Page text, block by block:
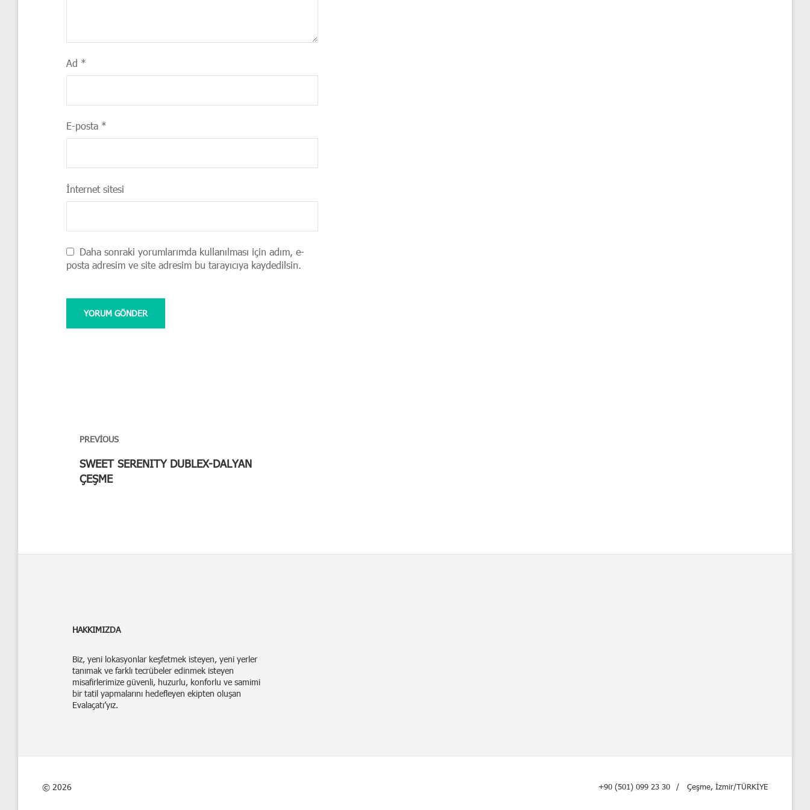
Ad *
E-posta *
İnternet sitesi
Daha sonraki yorumlarımda kullanılması için adım, e-
posta adresim ve site adresim bu tarayıcıya kaydedilsin.
PREVIOUS
Previous
post:
SWEET SERENITY DUBLEX-DALYAN
ÇEŞME
HAKKIMIZDA
Biz, yeni lokasyonlar keşfetmek isteyen, yeni yerler
tanımak ve farklı tecrübeler edinmek isteyen
misafirlerimize güvenli, huzurlu, konforlu ve samimi
bir tatil yapmalarını hedefleyen ekipten oluşan
Evalaçatı’yız.
© 2026 +90 (501) 099 23 30 Çeşme, İzmir/TÜRKİYE